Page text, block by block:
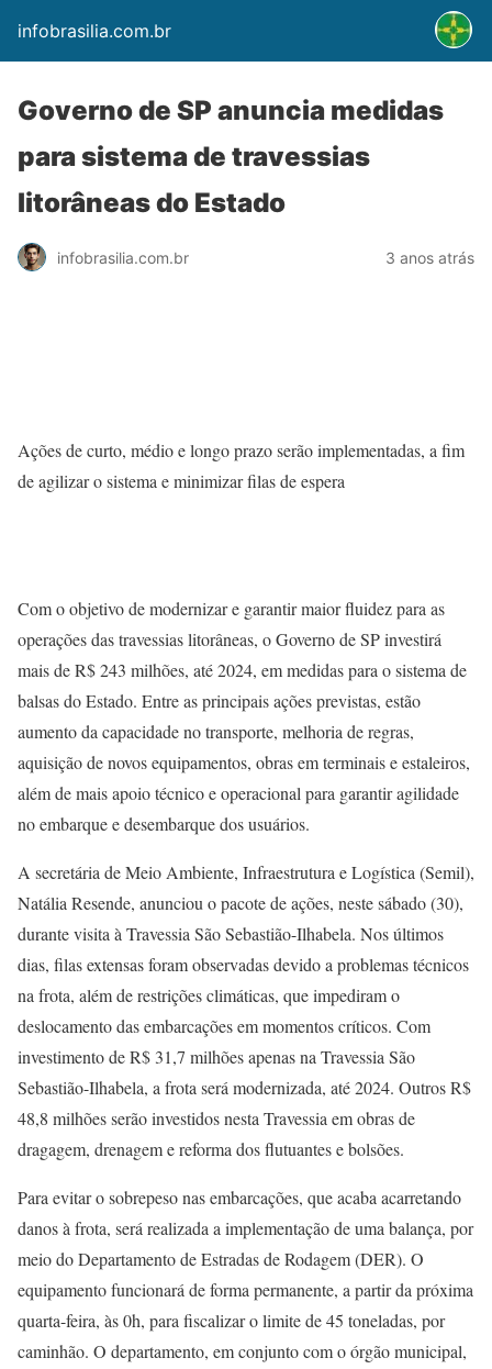
infobrasilia.com.br
Governo de SP anuncia medidas
para sistema de travessias
litorâneas do Estado
infobrasilia.com.br 3 anos atrás
Ações de curto, médio e longo prazo serão implementadas, a fim
de agilizar o sistema e minimizar filas de espera
Com o objetivo de modernizar e garantir maior fluidez para as
operações das travessias litorâneas, o Governo de SP investirá
mais de R$ 243 milhões, até 2024, em medidas para o sistema de
balsas do Estado. Entre as principais ações previstas, estão
aumento da capacidade no transporte, melhoria de regras,
aquisição de novos equipamentos, obras em terminais e estaleiros,
além de mais apoio técnico e operacional para garantir agilidade
no embarque e desembarque dos usuários.
A secretária de Meio Ambiente, Infraestrutura e Logística (Semil),
Natália Resende, anunciou o pacote de ações, neste sábado (30),
durante visita à Travessia São Sebastião-Ilhabela. Nos últimos
dias, filas extensas foram observadas devido a problemas técnicos
na frota, além de restrições climáticas, que impediram o
deslocamento das embarcações em momentos críticos. Com
investimento de R$ 31,7 milhões apenas na Travessia São
Sebastião-Ilhabela, a frota será modernizada, até 2024. Outros R$
48,8 milhões serão investidos nesta Travessia em obras de
dragagem, drenagem e reforma dos flutuantes e bolsões.
Para evitar o sobrepeso nas embarcações, que acaba acarretando
danos à frota, será realizada a implementação de uma balança, por
meio do Departamento de Estradas de Rodagem (DER). O
equipamento funcionará de forma permanente, a partir da próxima
quarta-feira, às 0h, para fiscalizar o limite de 45 toneladas, por
caminhão. O departamento, em conjunto com o órgão municipal,